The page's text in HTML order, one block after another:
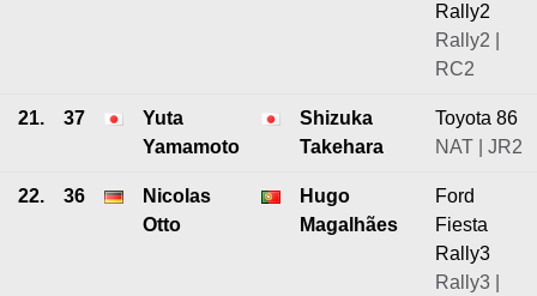
Rally2
Rally2 |
RC2
21. 37
Yuta
Yamamoto
Shizuka
Takehara
Toyota 86
NAT | JR2
22. 36
Nicolas
Otto
Hugo
Magalhães
Ford
Fiesta
Rally3
Rally3 |